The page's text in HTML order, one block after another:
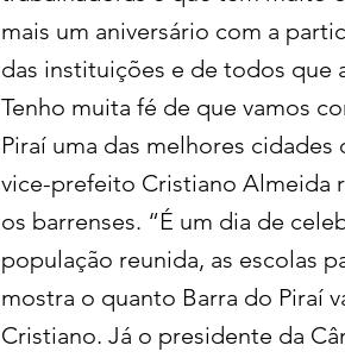
mais um aniversário com a
das instituições e de todos que
Tenho muita fé de que vamos
Piraí uma das melhores
vice-prefeito Cristiano Almeida
os barrenses. “É um dia de
população reunida, as escolas
mostra o quanto Barra do Piraí
Cristiano. Já o presidente da